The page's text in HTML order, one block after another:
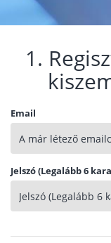
1.
Email
Jelszó (Legalább 6